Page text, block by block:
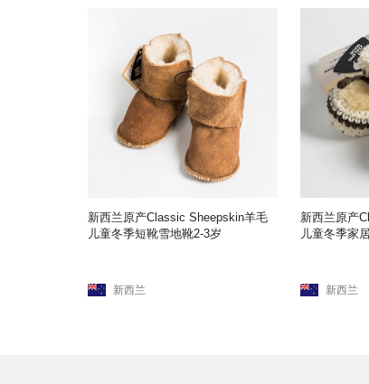
新西兰原产Classic Sheepskin羊毛
儿童冬季短靴雪地靴2-3岁
新西兰
新西兰原产
儿童冬季家
新西兰